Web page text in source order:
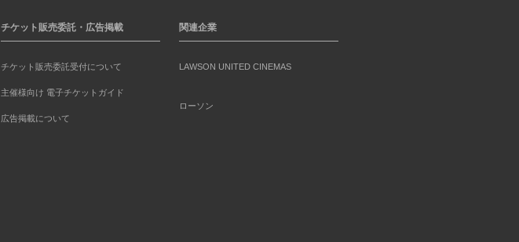
チケット販売委託・広告掲載
チケット販売委託受付について
主催様向け 電子チケットガイド
広告掲載について
関連企業
LAWSON UNITED CINEMAS
ローソン